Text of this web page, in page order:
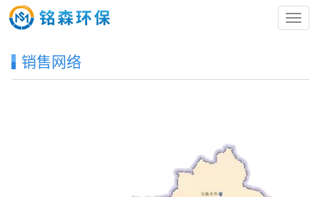
导
航
销售网络